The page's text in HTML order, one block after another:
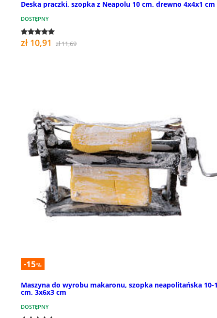
Deska praczki, szopka z Neapolu 10 cm, drewno 4x4x1 cm
DOSTĘPNY
zł 10,91 zł 11,69
-15%
Maszyna do wyrobu makaronu, szopka neapolitańska 10-
cm, 3x6x3 cm
DOSTĘPNY